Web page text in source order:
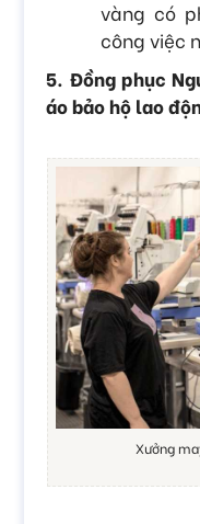
vàng có
công việc
5. Đồng phục
áo bảo hộ lao
Xưởng